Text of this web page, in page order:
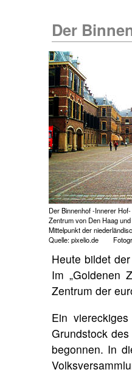
Der
Der Binnenhof -Innerer
Zentrum von Den Haag
Mittelpunkt der
Quelle: pixelio.de
Heute bildet
Im „Goldenen
Zentrum der
Ein
Grundstock
begonnen. In